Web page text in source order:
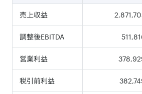
売上収益
調整後EBITDA
営業利益
税引前利益